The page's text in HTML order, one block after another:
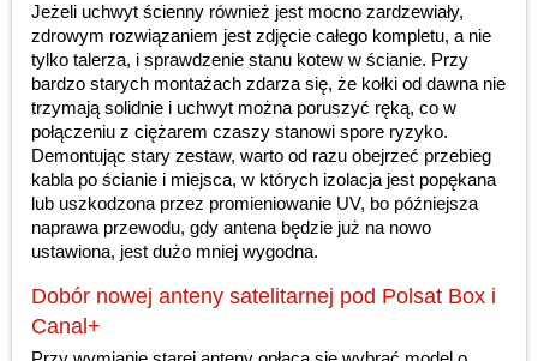
Jeżeli uchwyt ścienny również jest mocno zardzewiały,
zdrowym rozwiązaniem jest zdjęcie całego kompletu, a nie
tylko talerza, i sprawdzenie stanu kotew w ścianie. Przy
bardzo starych montażach zdarza się, że kołki od dawna nie
trzymają solidnie i uchwyt można poruszyć ręką, co w
połączeniu z ciężarem czaszy stanowi spore ryzyko.
Demontując stary zestaw, warto od razu obejrzeć przebieg
kabla po ścianie i miejsca, w których izolacja jest popękana
lub uszkodzona przez promieniowanie UV, bo późniejsza
naprawa przewodu, gdy antena będzie już na nowo
ustawiona, jest dużo mniej wygodna.
Dobór nowej anteny satelitarnej pod Polsat Box i
Canal+